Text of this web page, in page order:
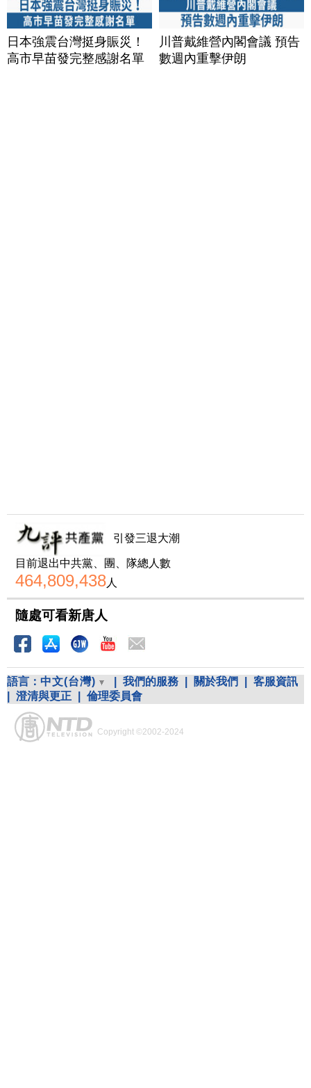
日本強震台灣挺身賑災！
高市早苗發完整感謝名單
川普戴維營內閣會議 預告
數週內重擊伊朗
引發三退大潮
目前退出中共黨、團、隊總人數
464,809,438人
隨處可看新唐人
語言： 中文(台灣) 我們的服務 關於我們
客服資訊
澄清與更正 倫理委員會
Copyright ©2002-2024